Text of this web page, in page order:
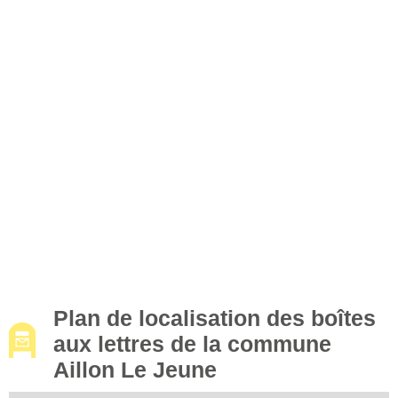
Plan de localisation des boîtes
aux lettres de la commune
Aillon Le Jeune